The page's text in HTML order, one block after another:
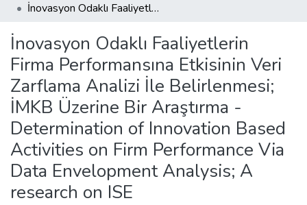
İnovasyon Odaklı Faaliyetlerin Firma Performansına Etkisinin Veri Zarflama Analizi İle Belirlenmesi; İMKB Üzerine Bir Araştırma - Determination of Innovation Based Activities on Firm Performance Via Data Envelopment Analysis; A research on ISE
İnovasyon Odaklı Faaliyetlerin
Firma Performansına Etkisinin Veri
Zarflama Analizi İle Belirlenmesi;
İMKB Üzerine Bir Araştırma -
Determination of Innovation Based
Activities on Firm Performance Via
Data Envelopment Analysis; A
research on ISE